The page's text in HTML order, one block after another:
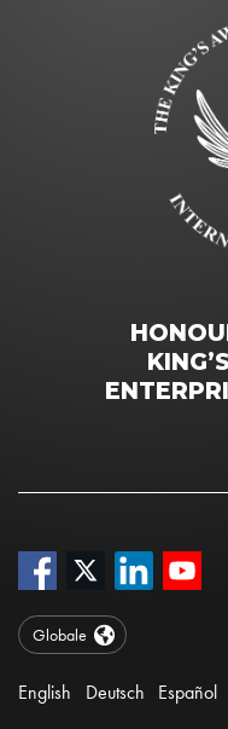
Globale
English Deutsch Español